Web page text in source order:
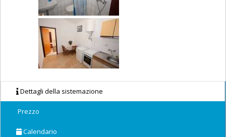
Dettagli della sistemazione
Prezzo
Calendario